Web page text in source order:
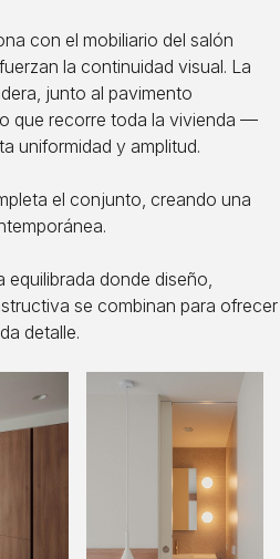
con el mobiliario del salón
la continuidad visual. La
junto al pavimento
que recorre toda la vivienda —
uniformidad y amplitud.
el conjunto, creando una
equilibrada donde diseño,
se combinan para ofrecer
detalle.